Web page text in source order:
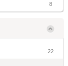
8
22